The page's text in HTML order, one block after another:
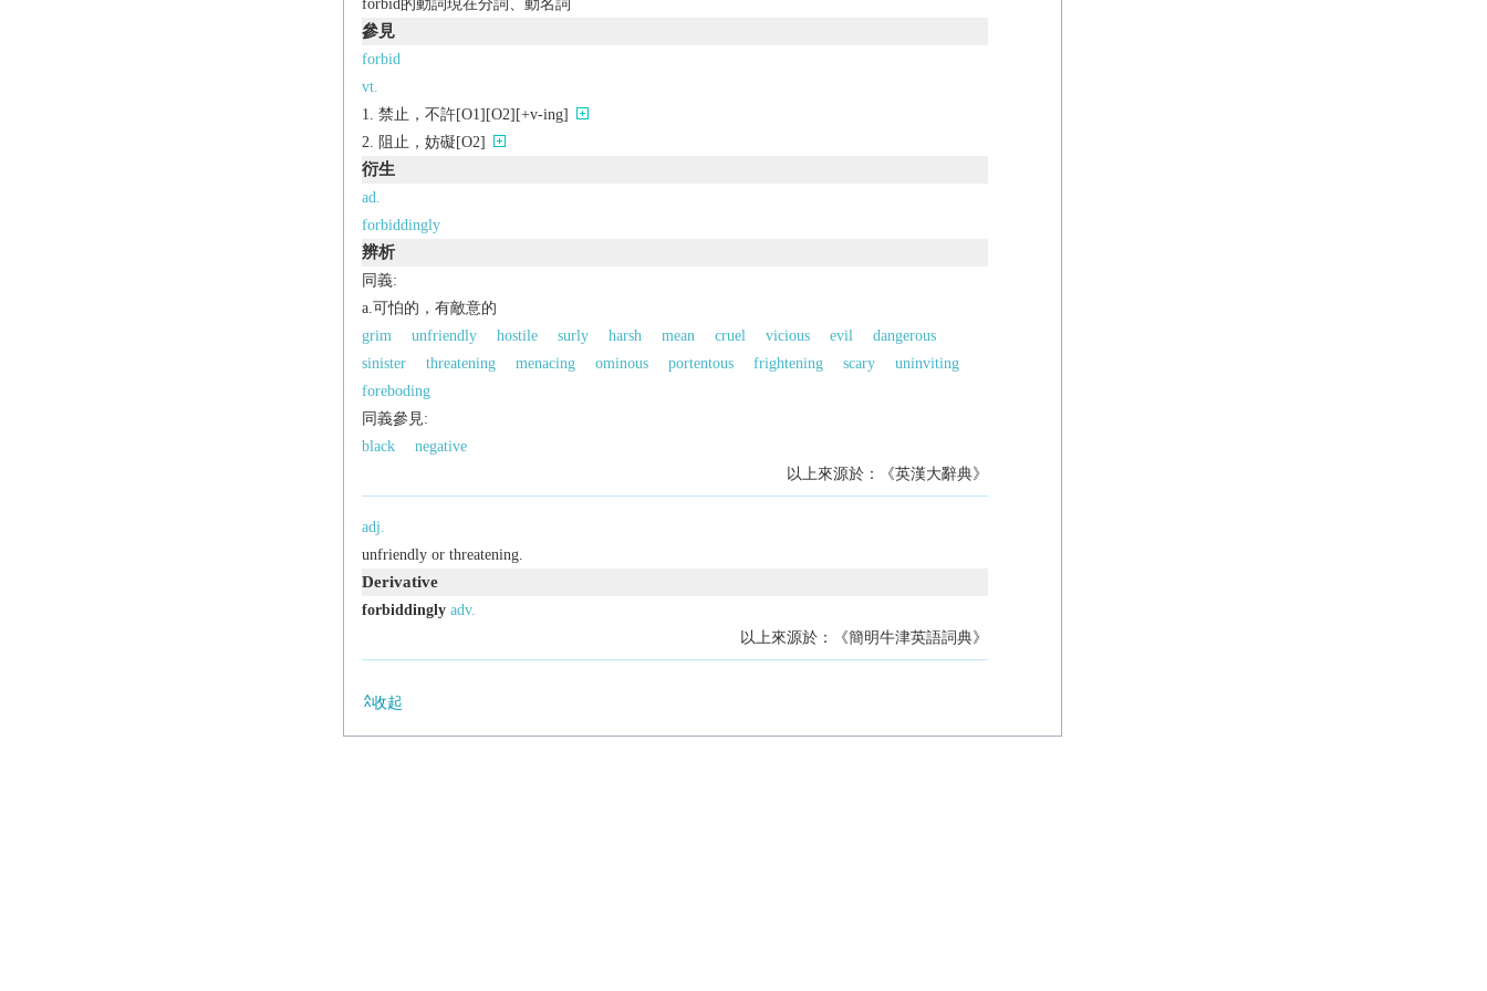
forbid的動詞現在分詞、動名詞
參見
forbid
vt.
禁止，不許[O1][O2][+v-ing]
阻止，妨礙[O2]
衍生
ad.
forbiddingly
辨析
同義:
a.可怕的，有敵意的
grim
unfriendly hostile surly harsh mean cruel vicious evil
dangerous
sinister
threatening menacing ominous portentous frightening scary
uninviting
foreboding
同義參見:
black
negative
以上來源於：《英漢大辭典》
adj.
unfriendly or threatening.
Derivative
forbiddingly adv.
以上來源於：《簡明牛津英語詞典》
收起